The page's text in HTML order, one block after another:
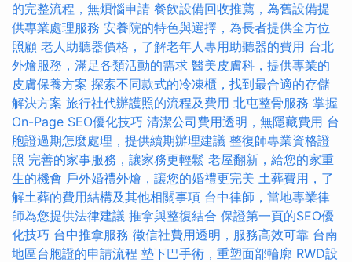
的完整流程，無煩惱申請 餐飲設備回收推薦，為舊設備提
供專業處理服務 安養院的特色與選擇，為長者提供全方位
照顧 老人助聽器價格，了解老年人專用助聽器的費用 台北
外燴服務，滿足各類活動的需求 醫美皮膚科，提供專業的
皮膚保養方案 探索不同款式的冷凍櫃，找到最合適的存儲
解決方案 旅行社代辦護照的流程及費用 北屯整骨服務 掌握
On-Page SEO優化技巧 清潔公司費用透明，無隱藏費用 台
胞證過期怎麼處理，提供續期辦理建議 整復師專業資格證
照 完善的家事服務，讓家務更輕鬆 老屋翻新，給您的家重
生的機會 戶外婚禮外燴，讓您的婚禮更完美 土葬費用，了
解土葬的費用結構及其他相關事項 台中律師，當地專業律
師為您提供法律建議 推拿與整復結合 保證第一頁的SEO優
化技巧 台中推拿服務 徵信社費用透明，服務高效可靠 台南
地區台胞證的申請流程 墊下巴手術，重塑面部輪廓 RWD設